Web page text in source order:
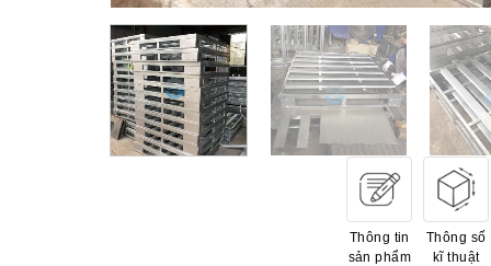
Thông tin
sản phẩm
Thông số
kĩ thuật